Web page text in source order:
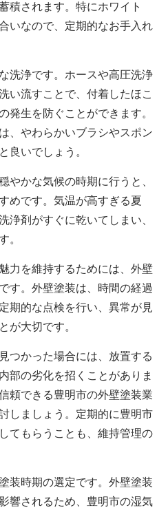
積されます。特にホワイト
いなので、定期的なお手入れ
洗浄です。ホースや高圧洗浄
い流すことで、付着したほこ
発生を防ぐことができます。
、やわらかいブラシやスポン
良いでしょう。
やかな気候の時期に行うと、
めです。気温が高すぎる夏
浄剤がすぐに乾いてしまい、
。
力を維持するためには、 外壁
す。外壁塗装は、時間の経過
期的な点検を行い、異常が見
が大切です。
つかった場合には、放置する
部の劣化を招くことがありま
頼できる豊明市の外壁塗装業
しましょう。定期的に豊明市
てもらうことも、維持管理の
装時期の選定です。外壁塗装
響されるため、豊明市の湿気